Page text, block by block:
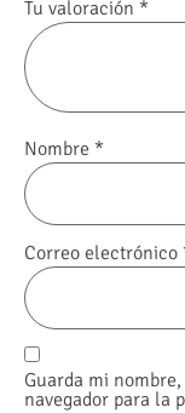
Tu valoración *
Nombre *
Correo electrónico
Guarda mi
navegador para la